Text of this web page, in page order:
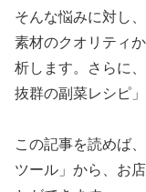
そんな悩みに対し
素材のクオリティ
析します。さらに
抜群の副菜レシピ」
この記事を読めば
ツール」から、お